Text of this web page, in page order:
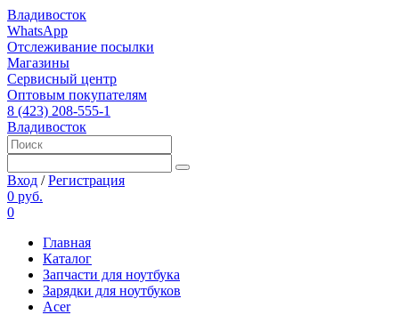
Владивосток
WhatsApp
Отслеживание посылки
Магазины
Сервисный центр
Оптовым покупателям
8 (423) 208-555-1
Владивосток
Вход /Регистрация
0 руб.
0
Главная
Каталог
Запчасти для ноутбука
Зарядки для ноутбуков
Acer